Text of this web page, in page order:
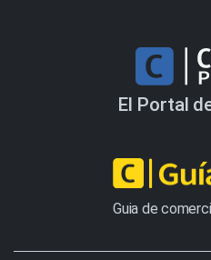
El Portal
Guia de